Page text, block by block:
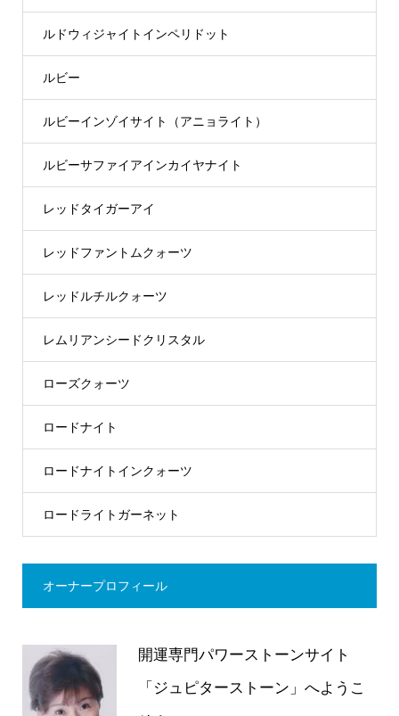
ルドウィジャイトインペリドット
ルビー
ルビーインゾイサイト（アニョライト）
ルビーサファイアインカイヤナイト
レッドタイガーアイ
レッドファントムクォーツ
レッドルチルクォーツ
レムリアンシードクリスタル
ローズクォーツ
ロードナイト
ロードナイトインクォーツ
ロードライトガーネット
オーナープロフィール
開運専門パワーストーンサイト
「ジュピターストーン」へようこ